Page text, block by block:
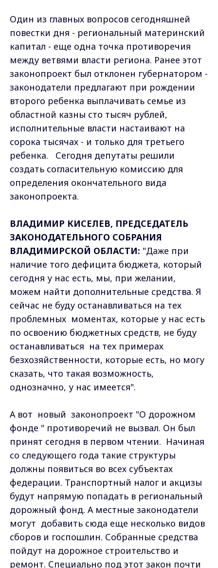
Один из главных вопросов сегодняшней
повестки дня - региональный материнский
капитал - еще одна точка противоречия
между ветвями власти региона. Ранее этот
законопроект был отклонен губернатором -
законодатели предлагают при рождении
второго ребенка выплачивать семье из
областной казны сто тысяч рублей,
исполнительные власти настаивают на
сорока тысячах - и только для третьего
ребенка. Сегодня депутаты решили
создать согласительную комиссию для
определения окончательного вида
законопроекта.
ВЛАДИМИР КИСЕЛЕВ, ПРЕДСЕДАТЕЛЬ
ЗАКОНОДАТЕЛЬНОГО СОБРАНИЯ
ВЛАДИМИРСКОЙ ОБЛАСТИ: "Даже при
наличие того дефицита бюджета, который
сегодня у нас есть, мы, при желании,
можем найти дополнительные средства. Я
сейчас не буду останавливаться на тех
проблемных моментах, которые у нас есть
по освоению бюджетных средств, не буду
останавливаться на тех примерах
безхозяйственности, которые есть, но могу
сказать, что такая возможность,
однозначно, у нас имеется".
А вот новый законопроект "О дорожном
фонде " противоречий не вызвал. Он был
принят сегодня в первом чтении. Начиная
со следующего года такие структуры
должны появиться во всех субъектах
федерации. Транспортный налог и акцизы
будут напрямую попадать в региональный
дорожный фонд. А местные законодатели
могут добавить сюда еще несколько видов
сборов и госпошлин. Собранные средства
пойдут на дорожное строительство и
ремонт. Специально под этот закон почти